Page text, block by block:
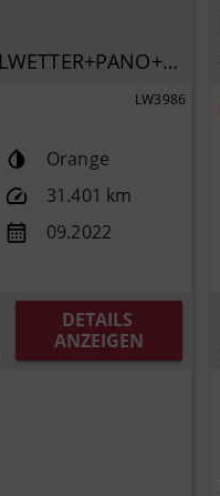
Dolcevita+CARPLAY+ALLWETTER+PANO+KLIMA+TEMPOMAT+DAB+
LW3986
Orange
31.401 km
09.2022
DETAILS
ANZEIGEN